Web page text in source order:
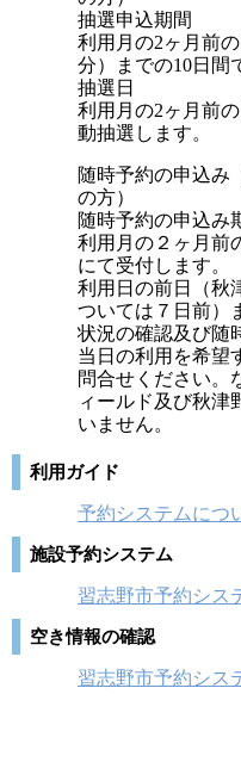
抽選申込期間
利用月の2ヶ月前
分）までの10日間
抽選日
利用月の2ヶ月前
動抽選します。
随時予約の申込み
の方）
随時予約の申込み
利用月の２ヶ月前
にて受付します。
利用日の前日（秋
ついては７日前）
状況の確認及び随
当日の利用を希望
問合せください。
ィールド及び秋津
いません。
利用ガイド
予約システムにつ
施設予約システム
習志野市予約シス
空き情報の確認
習志野市予約シス